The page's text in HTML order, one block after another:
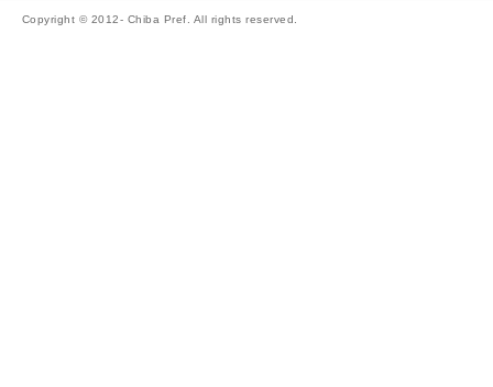
Copyright © 2012- Chiba Pref. All rights reserved.